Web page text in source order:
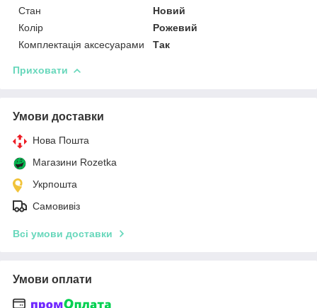
Стан
Новий
Колір
Рожевий
Комплектація аксесуарами
Так
Приховати
Умови доставки
Нова Пошта
Магазини Rozetka
Укрпошта
Самовивіз
Всі умови доставки
Умови оплати